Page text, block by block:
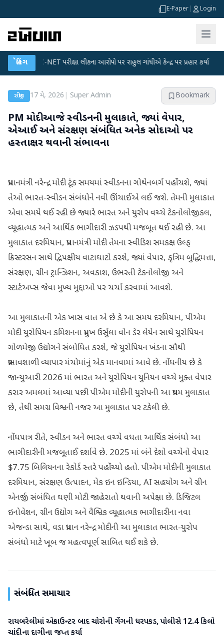
E-Paper Login
બ્રેકિંગ
UGC-NET પરીક્ષા લીકના આરોપો પર રાહુલ ગાંધીએ કેન્દ્ર પર પ્રહાર કર્યા ●
રાષ્ટ્રીય 17 મે, 2026 Super Admin Bookmark
PM મોદી આજે સ્વીડનની મુલાકાતે, જ્યાં વેપાર,
એઆઈ અને સંરક્ષણ સંબંધિત અનેક સોદાઓ પર
હસ્તાક્ષર થવાની સંભાવના
પ્રધાનમંત્રી નરેન્દ્ર મોદી ટૂંક સમયમાં સ્વીડનના ગોથેનબર્ગ પહોંચશે, જ્યાં
તેઓ ભારત-સ્વીડન સંબંધોને નવી ઊંચાઈએ લઈ જશે. તેમની મુલાકાત
એવા સમયે થઈ રહી છે જ્યારે ભારત અને યુરોપ વચ્ચે ટેકનોલોજીકલ,
વ્યૂહાત્મક અને આર્થિક ભાગીદારી ઝડપથી મજબૂત થઈ રહી છે. આ
મુલાકાત દરમિયાન, પ્રધાનમંત્રી મોદી તેમના સ્વીડિશ સમકક્ષ ઉલ્ફ
ક્રિસ્ટરસન સાથે દ્વિપક્ષીય વાટાઘાટો કરશે, જ્યાં વેપાર, કૃત્રિમ બુદ્ધિમત્તા,
સંરક્ષણ, ગ્રીન ટ્રાન્ઝિશન, અવકાશ, ઉભરતી ટેકનોલોજી અને
સ્ટાર્ટઅપ્સ જેવા મુખ્ય મુદ્દાઓ પર ચર્ચા કરવામાં આવશે.
આ મુલાકાતની એક ખાસ વાત એ છે કે આ સમય દરમિયાન, પીએમ
મોદી યુરોપિયન કમિશનના પ્રમુખ ઉર્સુલા વોન ડેર લેયેન સાથે યુરોપિયન
ગોળમેજી ઉદ્યોગને સંબોધિત કરશે, જે યુરોપિયન ખંડના સૌથી
પ્રભાવશાળી વ્યાપાર મંચોમાંનું એક માનવામાં આવે છે. નોંધનીય છે કે
જાન્યુઆરી 2026 માં ભારત અને યુરોપિયન યુનિયન વચ્ચે મુક્ત વેપાર
કરાર અમલમાં આવ્યા પછી પીએમ મોદીની યુરોપની આ પ્રથમ મુલાકાત
છે, તેથી સમગ્ર વિશ્વની નજર આ મુલાકાત પર ટકેલી છે.
નોંધપાત્ર રીતે, સ્વીડન અને ભારત વચ્ચે વધતા આર્થિક સંબંધો આ
ભાગીદારીની મજબૂતાઈ દર્શાવે છે. 2025 માં બંને દેશો વચ્ચેનો વેપાર
$7.75 બિલિયનના રેકોર્ડ સ્તરે પહોંચ્યો હતો. પીએમ મોદીની મુલાકાત
દરમિયાન, સંરક્ષણ ઉત્પાદન, મેક ઇન ઇન્ડિયા, AI સહયોગ અને ગ્રીન
એનર્જી સંબંધિત ઘણી મોટી જાહેરાતો થવાની અપેક્ષા છે. ડિજિટલ
ઇનોવેશન, ગ્રીન ઉદ્યોગ અને વૈશ્વિક વ્યૂહાત્મક ભાગીદારીના નવા
એજન્ડા સાથે, વડા પ્રધાન નરેન્દ્ર મોદીની આ મુલાકાત ભારત-યુરોપ
સંબંધો માટે ખૂબ જ મહત્વપૂર્ણ સાબિત થઈ શકે છે.
સંબંધિત સમાચાર
રાષ્ટ્રીય
રાયબરેલીમાં એન્કાઉન્ટર બાદ ચોરોની ગેંગની ધરપકડ, પોલીસે 12.4 કિલો
ચાંદીના દાગીના જપ્ત કર્યા